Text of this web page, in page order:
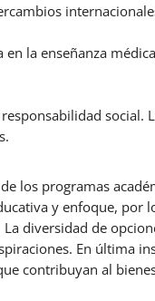
la enseñanza
social.
los programas
y enfoque, por
diversidad de
En última
contribuyan al